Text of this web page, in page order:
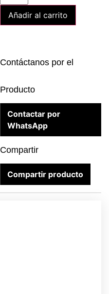
Añadir al carrito
Contáctanos por el
Producto
Contactar por
WhatsApp
Compartir
Compartir producto